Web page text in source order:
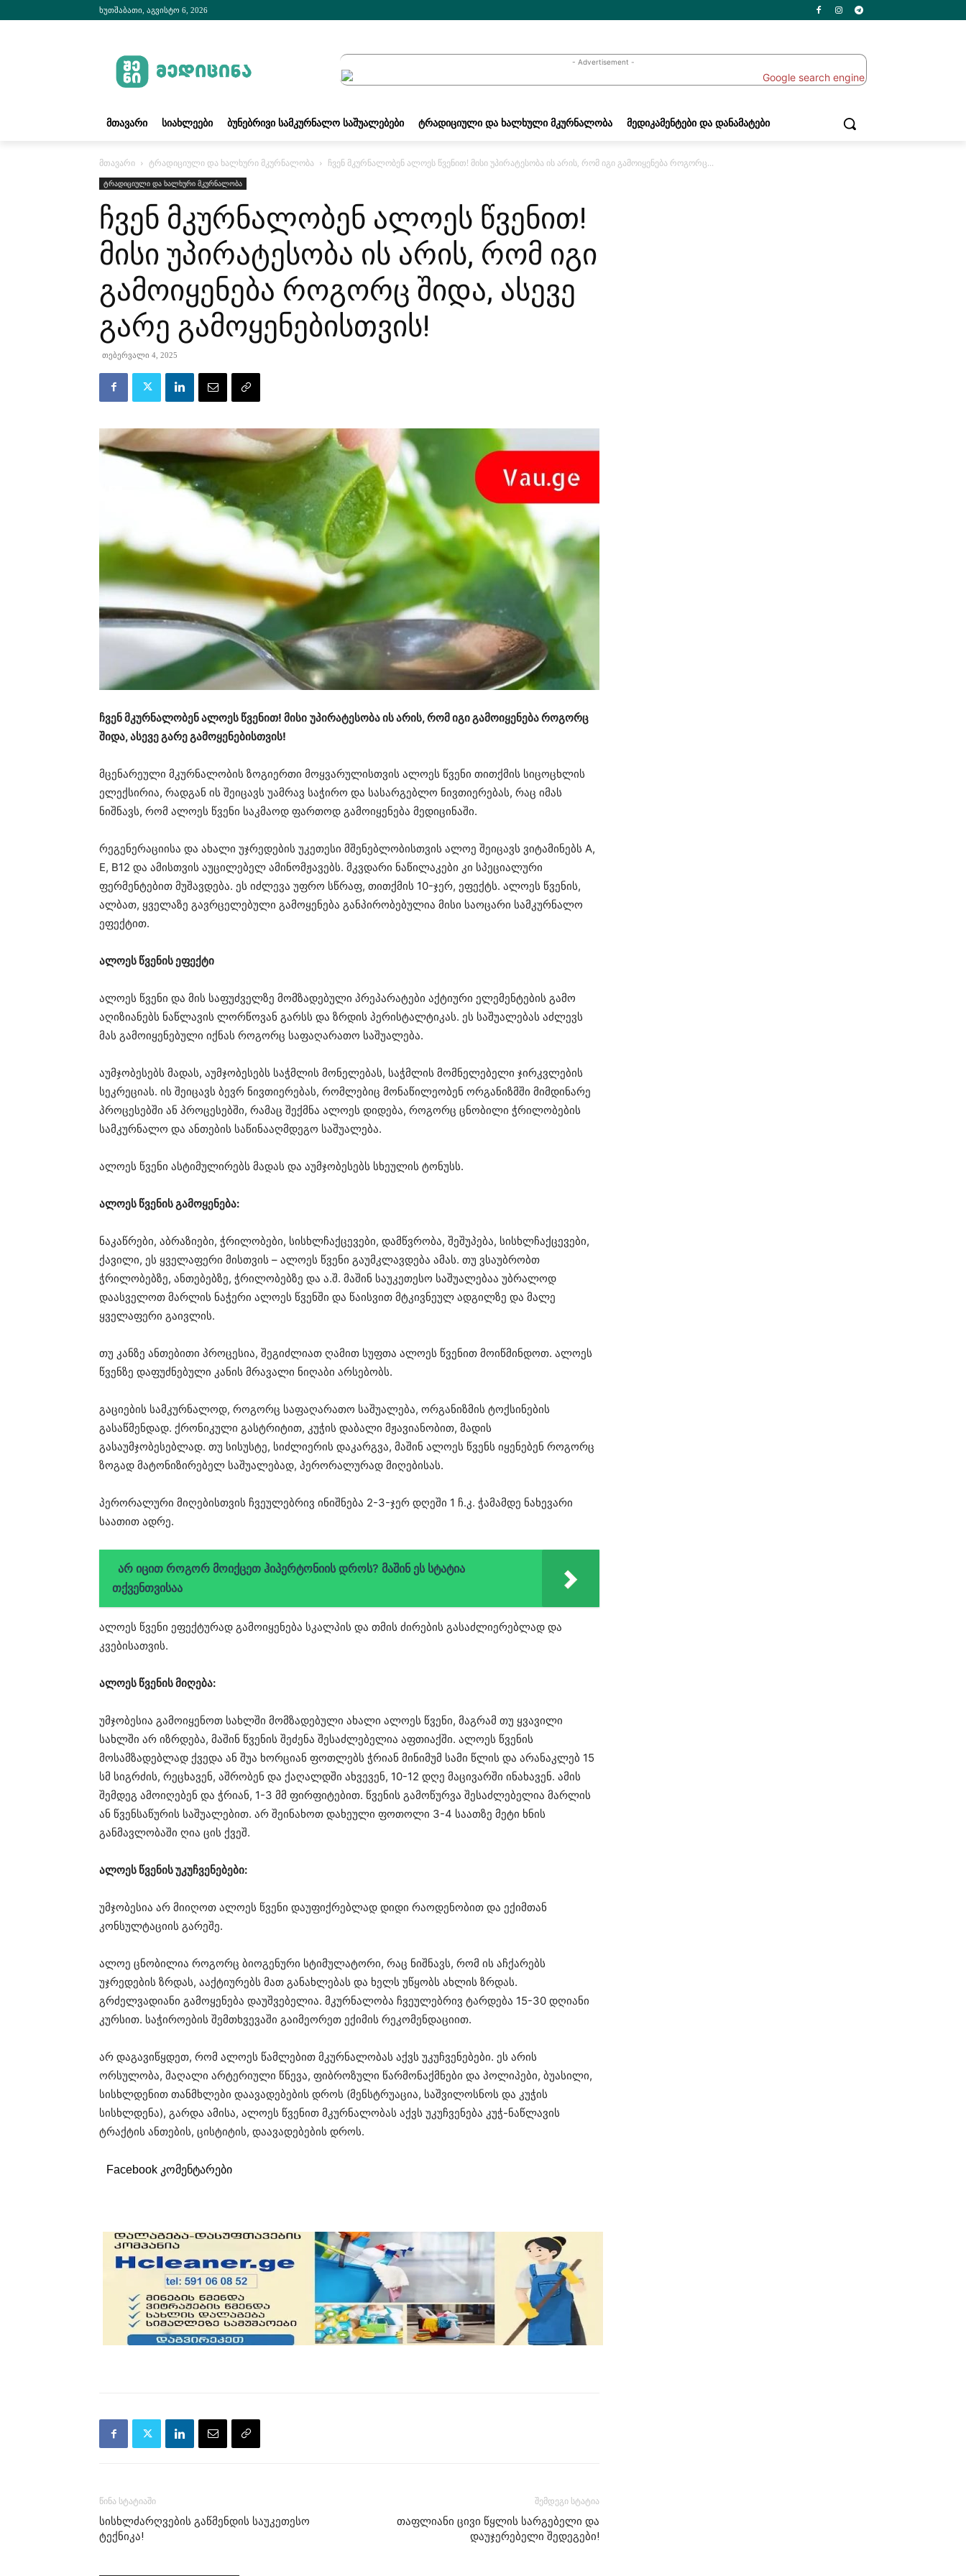
ხუთშაბათი, აგვისტო 6, 2026
- Advertisement -
ᲛᲗᲐᲕᲐᲠᲘ ᲡᲘᲐᲮᲚᲔᲔᲑᲘ ᲑᲣᲜᲔᲑᲠᲘᲕᲘ ᲡᲐᲛᲙᲣᲠᲜᲐᲚᲝ ᲡᲐᲨᲣᲐᲚᲔᲑᲔᲑᲘ ᲢᲠᲐᲓᲘᲪᲘᲣᲚᲘ ᲓᲐ ᲮᲐᲚᲮᲣᲚᲘ ᲛᲙᲣᲠᲜᲐᲚᲝᲑᲐ ᲛᲔᲓᲘᲙᲐᲛᲔᲜᲢᲔᲑᲘ ᲓᲐ ᲓᲐᲜᲐᲛᲐᲢᲔᲑᲘ
მთავარი ტრადიციული და ხალხური მკურნალობა ჩვენ მკურნალობენ ალოეს წვენით! მისი უპირატესობა ის არის, რომ იგი გამოიყენება როგორც...
ტრადიციული და ხალხური მკურნალობა
ჩვენ მკურნალობენ ალოეს წვენით!
მისი უპირატესობა ის არის, რომ იგი
გამოიყენება როგორც შიდა, ასევე
გარე გამოყენებისთვის!
თებერვალი 4, 2025
ჩვენ მკურნალობენ ალოეს წვენით! მისი უპირატესობა ის არის, რომ იგი გამოიყენება როგორც
შიდა, ასევე გარე გამოყენებისთვის!
მცენარეული მკურნალობის ზოგიერთი მოყვარულისთვის ალოეს წვენი თითქმის სიცოცხლის
ელექსირია, რადგან ის შეიცავს უამრავ საჭირო და სასარგებლო ნივთიერებას, რაც იმას
ნიშნავს, რომ ალოეს წვენი საკმაოდ ფართოდ გამოიყენება მედიცინაში.
რეგენერაციისა და ახალი უჯრედების უკეთესი მშენებლობისთვის ალოე შეიცავს ვიტამინებს A,
E, B12 და ამისთვის აუცილებელ ამინომჟავებს. მკვდარი ნაწილაკები კი სპეციალური
ფერმენტებით მუშავდება. ეს იძლევა უფრო სწრაფ, თითქმის 10-ჯერ, ეფექტს. ალოეს წვენის,
ალბათ, ყველაზე გავრცელებული გამოყენება განპირობებულია მისი საოცარი სამკურნალო
ეფექტით.
ალოეს წვენის ეფექტი
ალოეს წვენი და მის საფუძველზე მომზადებული პრეპარატები აქტიური ელემენტების გამო
აღიზიანებს ნაწლავის ლორწოვან გარსს და ზრდის პერისტალტიკას. ეს საშუალებას აძლევს
მას გამოიყენებული იქნას როგორც საფაღარათო საშუალება.
აუმჯობესებს მადას, აუმჯობესებს საჭმლის მონელებას, საჭმლის მომნელებელი ჯირკვლების
სეკრეციას. ის შეიცავს ბევრ ნივთიერებას, რომლებიც მონაწილეობენ ორგანიზმში მიმდინარე
პროცესებში ან პროცესებში, რამაც შექმნა ალოეს დიდება, როგორც ცნობილი ჭრილობების
სამკურნალო და ანთების საწინააღმდეგო საშუალება.
ალოეს წვენი ასტიმულირებს მადას და აუმჯობესებს სხეულის ტონუსს.
ალოეს წვენის გამოყენება:
ნაკაწრები, აბრაზიები, ჭრილობები, სისხლჩაქცევები, დამწვრობა, შეშუპება, სისხლჩაქცევები,
ქავილი, ეს ყველაფერი მისთვის – ალოეს წვენი გაუმკლავდება ამას. თუ ვსაუბრობთ
ჭრილობებზე, ანთებებზე, ჭრილობებზე და ა.შ. მაშინ საუკეთესო საშუალებაა უბრალოდ
დაასველოთ მარლის ნაჭერი ალოეს წვენში და წაისვით მტკივნეულ ადგილზე და მალე
ყველაფერი გაივლის.
თუ კანზე ანთებითი პროცესია, შეგიძლიათ ღამით სუფთა ალოეს წვენით მოიწმინდოთ. ალოეს
წვენზე დაფუძნებული კანის მრავალი ნიღაბი არსებობს.
გაციების სამკურნალოდ, როგორც საფაღარათო საშუალება, ორგანიზმის ტოქსინების
გასაწმენდად. ქრონიკული გასტრიტით, კუჭის დაბალი მჟავიანობით, მადის
გასაუმჯობესებლად. თუ სისუსტე, სიძლიერის დაკარგვა, მაშინ ალოეს წვენს იყენებენ როგორც
ზოგად მატონიზირებელ საშუალებად, პერორალურად მიღებისას.
პერორალური მიღებისთვის ჩვეულებრივ ინიშნება 2-3-ჯერ დღეში 1 ჩ.კ. ჭამამდე ნახევარი
საათით ადრე.
არ იცით როგორ მოიქცეთ ჰიპერტონიის დროს? მაშინ ეს სტატია
თქვენთვისაა
ალოეს წვენი ეფექტურად გამოიყენება სკალპის და თმის ძირების გასაძლიერებლად და
კვებისათვის.
ალოეს წვენის მიღება:
უმჯობესია გამოიყენოთ სახლში მომზადებული ახალი ალოეს წვენი, მაგრამ თუ ყვავილი
სახლში არ იზრდება, მაშინ წვენის შეძენა შესაძლებელია აფთიაქში. ალოეს წვენის
მოსამზადებლად ქვედა ან შუა ხორციან ფოთლებს ჭრიან მინიმუმ სამი წლის და არანაკლებ 15
სმ სიგრძის, რეცხავენ, აშრობენ და ქაღალდში ახვევენ, 10-12 დღე მაცივარში ინახავენ. ამის
შემდეგ ამოიღებენ და ჭრიან, 1-3 მმ ფირფიტებით. წვენის გამოწურვა შესაძლებელია მარლის
ან წვენსაწურის საშუალებით. არ შეინახოთ დახეული ფოთოლი 3-4 საათზე მეტი ხნის
განმავლობაში ღია ცის ქვეშ.
ალოეს წვენის უკუჩვენებები:
უმჯობესია არ მიიღოთ ალოეს წვენი დაუფიქრებლად დიდი რაოდენობით და ექიმთან
კონსულტაციის გარეშე.
ალოე ცნობილია როგორც ბიოგენური სტიმულატორი, რაც ნიშნავს, რომ ის აჩქარებს
უჯრედების ზრდას, ააქტიურებს მათ განახლებას და ხელს უწყობს ახლის ზრდას.
გრძელვადიანი გამოყენება დაუშვებელია. მკურნალობა ჩვეულებრივ ტარდება 15-30 დღიანი
კურსით. საჭიროების შემთხვევაში გაიმეორეთ ექიმის რეკომენდაციით.
არ დაგავიწყდეთ, რომ ალოეს წამლებით მკურნალობას აქვს უკუჩვენებები. ეს არის
ორსულობა, მაღალი არტერიული წნევა, ფიბროზული წარმონაქმნები და პოლიპები, ბუასილი,
სისხლდენით თანმხლები დაავადებების დროს (მენსტრუაცია, საშვილოსნოს და კუჭის
სისხლდენა), გარდა ამისა, ალოეს წვენით მკურნალობას აქვს უკუჩვენება კუჭ-ნაწლავის
ტრაქტის ანთების, ცისტიტის, დაავადებების დროს.
Facebook კომენტარები
წინა სტატიაში
სისხლძარღვების გაწმენდის საუკეთესო
ტექნიკა!
შემდეგი სტატია
თაფლიანი ცივი წყლის სარგებელი და
დაუჯერებელი შედეგები!